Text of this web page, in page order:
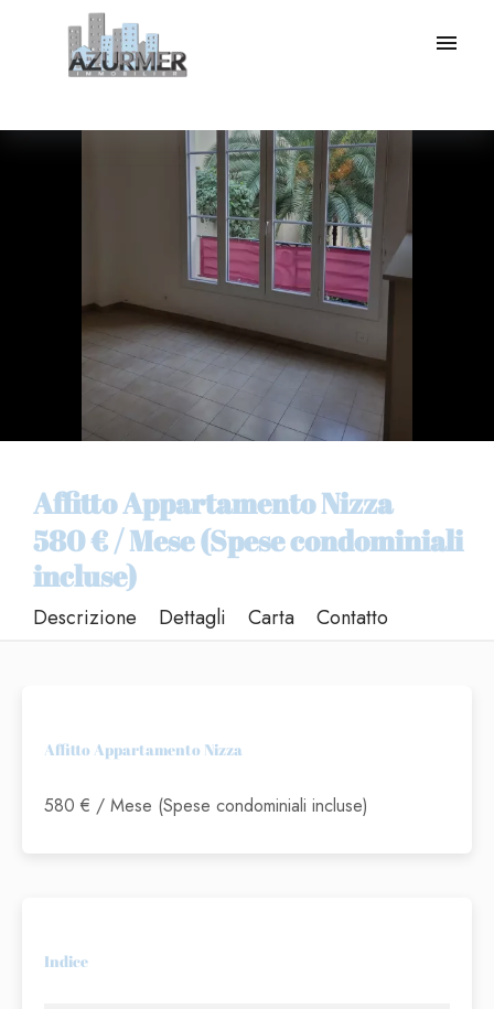
Affitto Appartamento Nizza
580 € / Mese (Spese condominiali
incluse)
Descrizione Dettagli Carta Contatto
Affitto Appartamento Nizza
580 € / Mese (Spese condominiali incluse)
Indice